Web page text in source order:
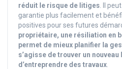
réduit le risque de litiges . Il
garantie plus facilement et
positives pour ses futures
propriétaire, une résiliation en
permet de mieux planifier la
s’agisse de trouver un nouveau
d’entreprendre des travaux